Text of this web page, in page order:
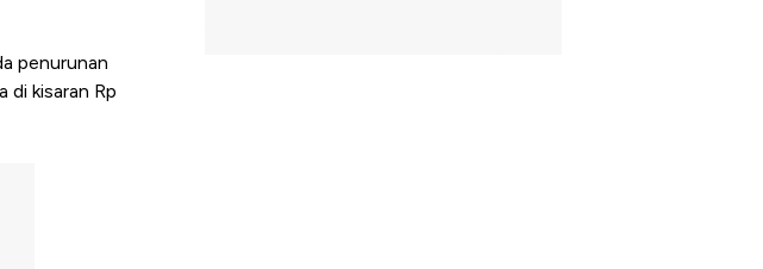
penurunan
di kisaran Rp